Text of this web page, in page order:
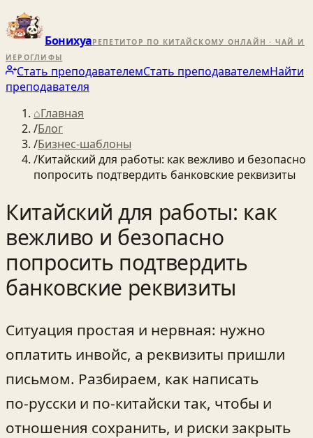
БонихуаРЕПЕТИТОР ПО КИТАЙСКОМУ ОНЛАЙН · ЧАЙ И
ИЕРОГЛИФЫ
Стать преподавателемСтать преподавателемНайти
преподавателя
⌂Главная
/Блог
/Бизнес-шаблоны
/Китайский для работы: как вежливо и безопасно
попросить подтвердить банковские реквизиты
Китайский для работы: как
вежливо и безопасно
попросить подтвердить
банковские реквизиты
Ситуация простая и нервная: нужно
оплатить инвойс, а реквизиты пришли
письмом. Разбираем, как написать
по‑русски и по‑китайски так, чтобы и
отношения сохранить, и риски закрыть